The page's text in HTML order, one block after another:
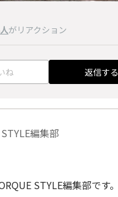
がリアクション
ね 返信する
編集部
STYLE編集部です。